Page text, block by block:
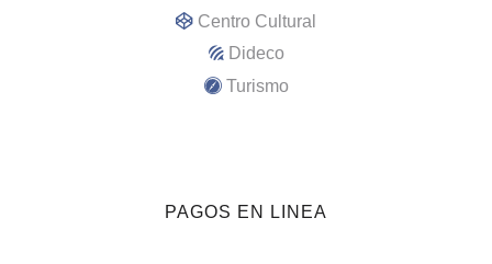
Centro Cultural
Dideco
Turismo
PAGOS EN LINEA